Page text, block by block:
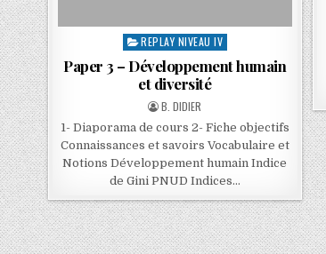
REPLAY NIVEAU IV
Paper 3 – Développement humain
et diversité
B. DIDIER
1- Diaporama de cours 2- Fiche objectifs
Connaissances et savoirs Vocabulaire et
Notions Développement humain Indice
de Gini PNUD Indices…